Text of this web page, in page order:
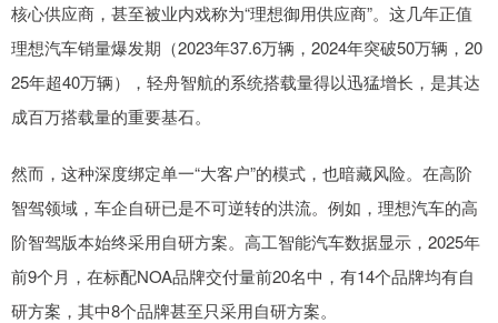
核心供应商，甚至被业内戏称为“理想御用供应商”。这几年正值
理想汽车销量爆发期（2023年37.6万辆，2024年突破50万辆，20
25年超40万辆），轻舟智航的系统搭载量得以迅猛增长，是其达
成百万搭载量的重要基石。
然而，这种深度绑定单一“大客户”的模式，也暗藏风险。在高阶
智驾领域，车企自研已是不可逆转的洪流。例如，理想汽车的高
阶智驾版本始终采用自研方案。高工智能汽车数据显示，2025年
前9个月，在标配NOA品牌交付量前20名中，有14个品牌均有自
研方案，其中8个品牌甚至只采用自研方案。